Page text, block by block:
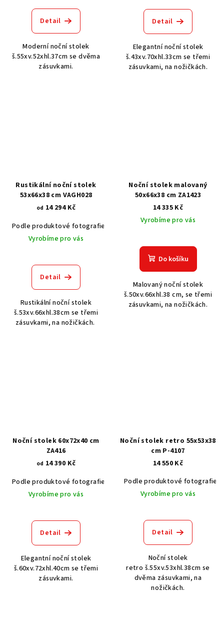
Detail
Moderní noční stolek
š.55xv.52xhl.37cm se dvěma
zásuvkami.
Detail
Elegantní noční stolek
š.43xv.70xhl.33cm se třemi
zásuvkami, na nožičkách.
Rustikální noční stolek
53x66x38 cm VAGH028
od 14 294 Kč
Podle produktové fotografie
Akát vintage BT1551
Vyrobíme pro vás
Detail
Rustikální noční stolek
š.53xv.66xhl.38cm se třemi
zásuvkami, na nožičkách.
Noční stolek malovaný
50x66x38 cm ZA1423
14 335 Kč
Vyrobíme pro vás
Do košíku
Malovaný noční stolek
š.50xv.66xhl.38 cm, se třemi
zásuvkami, na nožičkách.
Noční stolek 60x72x40 cm
ZA416
od 14 390 Kč
Podle produktové fotografie
Akát vintage BT1551
Dub světlý
Vyrobíme pro vás
Detail
Elegantní noční stolek
š.60xv.72xhl.40cm se třemi
zásuvkami.
Noční stolek retro 55x53x38
cm P-4107
14 550 Kč
Podle produktové fotografie
Vyrobíme pro vás
Detail
Noční stolek
retro š.55xv.53xhl.38cm se
dvěma zásuvkami, na
nožičkách.